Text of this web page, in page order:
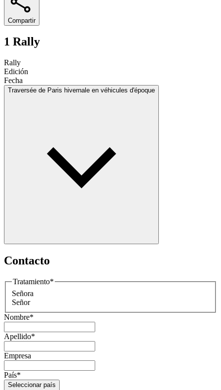
Compartir
1 Rally
Rally
Edición
Fecha
Traversée de Paris hivernale en véhicules d'époque
Contacto
Tratamiento*
Señora
Señor
Nombre*
Apellido*
Empresa
País*
Seleccionar país